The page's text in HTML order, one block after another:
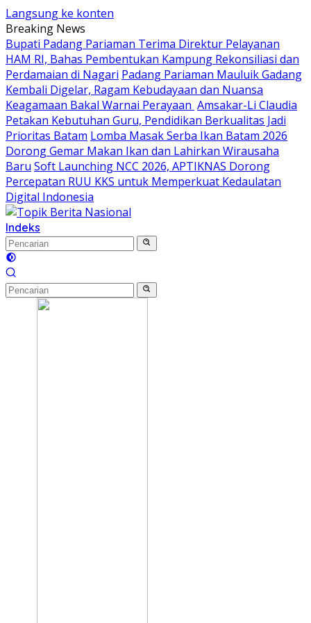
Langsung ke konten
Breaking News
Bupati Padang Pariaman Terima Direktur Pelayanan
HAM RI, Bahas Pembentukan Kampung Rekonsiliasi dan
Perdamaian di Nagari Padang Pariaman Mauluik Gadang
Kembali Digelar, Ragam Kebudayaan dan Nuansa
Keagamaan Bakal Warnai Perayaan ‎ Amsakar-Li Claudia
Petakan Kebutuhan Guru, Pendidikan Berkualitas Jadi
Prioritas Batam Lomba Masak Serba Ikan Batam 2026
Dorong Gemar Makan Ikan dan Lahirkan Wirausaha
Baru Soft Launching NCC 2026, APTIKNAS Dorong
Percepatan RUU KKS untuk Memperkuat Kedaulatan
Digital Indonesia
Indeks